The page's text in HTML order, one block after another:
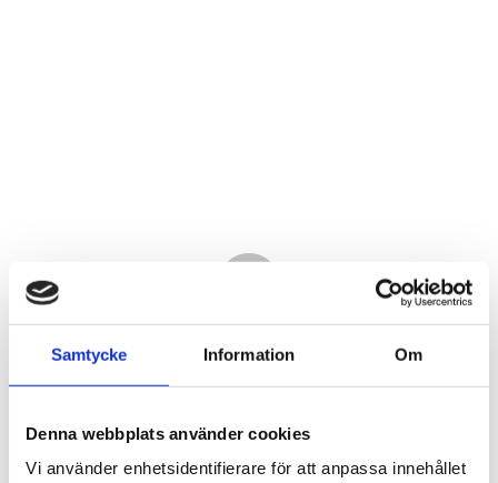
Samtycke Information Om
Denna webbplats använder cookies
Vi använder enhetsidentifierare för att anpassa innehållet